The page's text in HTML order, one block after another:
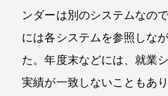
ンダーは別のシステムなの
には各システムを参照しな
た。年度末などには、就業
実績が一致しないこともあ